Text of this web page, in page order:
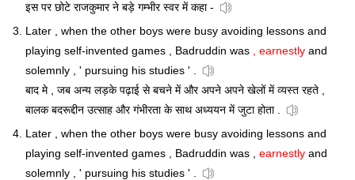
इस पर छोटे राजकुमार ने बड़े गम्भीर स्वर में कहा -
Later , when the other boys were busy avoiding lessons and
playing self-invented games , Badruddin was
, earnestly and
solemnly , ' pursuing his studies ' .
बाद मे , जब अन्य लड़के पढ़ाई से बचने में और अपने अपने खेलों में व्यस्त रहते ,
बालक बदरूद्दीन उत्साह और गंभीरता के साथ अध्ययन में जुटा होता .
Later , when the other boys were busy avoiding lessons and
playing self-invented games , Badruddin was , earnestly and
solemnly , ' pursuing his studies ' .